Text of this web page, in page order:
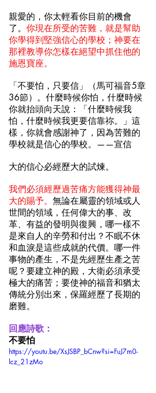
親愛的，你太輕看你目前的機會
了。 你現在所受的苦難，就是幫助
你學得到堅強信心的學校；神要在
那裡教導你怎樣在絕望中抓住他的
施恩寶座。
「不要怕，只要信」（馬可福音5章
36節）。什麼時候你怕，什麼時候
你就抬頭向天說：「什麼時候我
怕，什麼時候我更要信靠祢。」這
樣，你就會感謝神了，因為苦難的
學校就是信心的學校。——宣信
大的信心必經歷大的試煉。
我們必須經歷過苦痛方能獲得神最
大的賜予。 無論在屬靈的領域或人
世間的領域，任何偉大的事、改
革、有益的發明與復興，哪一樣不
是來自人的辛勞和付出？不眠不休
和血淚是這些成就的代價。哪一件
事物的產生，不是先經歷生產之苦
呢？要建立神的殿，大衛必須承受
極大的痛苦；要使神的福音和猶太
傳統分別出來，保羅經歷了長期的
磨難。
回應詩歌：
不要怕
https://youtu.be/XsJSBP_bCnw?si=FuJ7m0-
lcz_21zMo